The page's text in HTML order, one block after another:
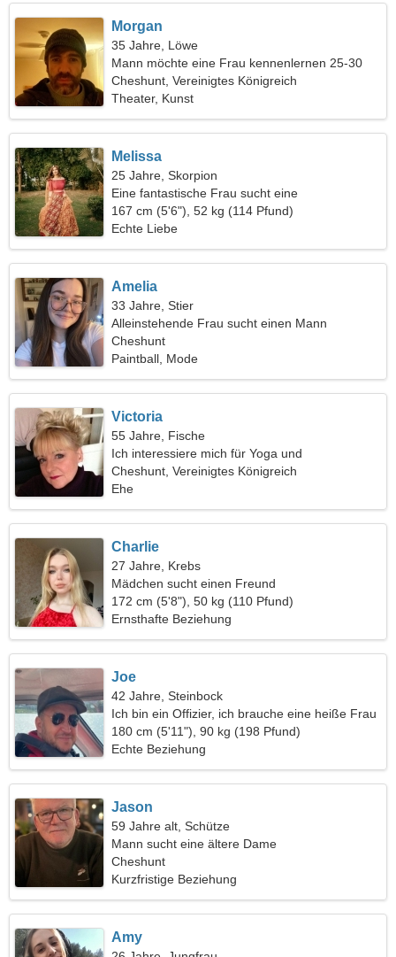
Morgan
35 Jahre, Löwe
Mann möchte eine Frau kennenlernen 25-30
Cheshunt, Vereinigtes Königreich
Theater, Kunst
Melissa
25 Jahre, Skorpion
Eine fantastische Frau sucht eine
Liebesbeziehung
167 cm (5'6"), 52 kg (114 Pfund)
Echte Liebe
Amelia
33 Jahre, Stier
Alleinstehende Frau sucht einen Mann
Cheshunt
Paintball, Mode
Victoria
55 Jahre, Fische
Ich interessiere mich für Yoga und
Rollschuhlaufen
Cheshunt, Vereinigtes Königreich
Ehe
Charlie
27 Jahre, Krebs
Mädchen sucht einen Freund
172 cm (5'8"), 50 kg (110 Pfund)
Ernsthafte Beziehung
Joe
42 Jahre, Steinbock
Ich bin ein Offizier, ich brauche eine heiße Frau
180 cm (5'11"), 90 kg (198 Pfund)
Echte Beziehung
Jason
59 Jahre alt, Schütze
Mann sucht eine ältere Dame
Cheshunt
Kurzfristige Beziehung
Amy